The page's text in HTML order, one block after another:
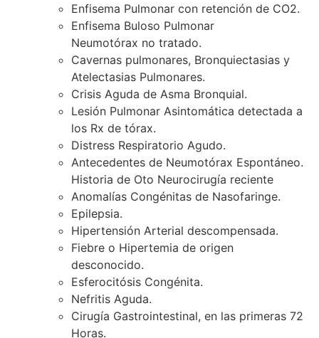
Enfisema Pulmonar con retención de CO2.
Enfisema Buloso Pulmonar
Neumotórax no tratado.
Cavernas pulmonares, Bronquiectasias y
Atelectasias Pulmonares.
Crisis Aguda de Asma Bronquial.
Lesión Pulmonar Asintomática detectada a
los Rx de tórax.
Distress Respiratorio Agudo.
Antecedentes de Neumotórax Espontáneo.
Historia de Oto Neurocirugía reciente
Anomalías Congénitas de Nasofaringe.
Epilepsia.
Hipertensión Arterial descompensada.
Fiebre o Hipertemia de origen
desconocido.
Esferocitósis Congénita.
Nefritis Aguda.
Cirugía Gastrointestinal, en las primeras 72
Horas.